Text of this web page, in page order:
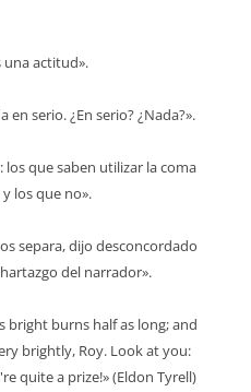
una actitud».
serio. ¿En serio? ¿Nada?».
que saben utilizar la coma
los que no».
separa, dijo desconcordado
del narrador».
bright burns half as long; and
brightly, Roy. Look at you:
quite a prize!» (Eldon Tyrell)